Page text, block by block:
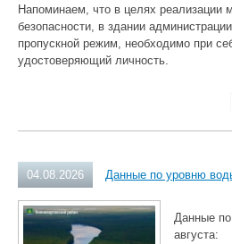
Напоминаем, что в целях реализации
безопасности, в здании
пропускной режим, необходимо при
удостоверяющий личность.
04.08.2026 Данные по уровню
Данные
августа: